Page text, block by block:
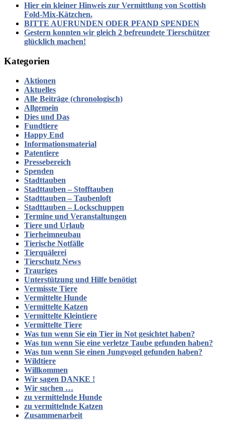
Hier ein kleiner Hinweis zur Vermittlung von Scottish
Fold-Mix-Kätzchen.
BITTE AUFRUNDEN ODER PFAND SPENDEN
Gestern konnten wir gleich 2 befreundete Tierschützer
glücklich machen!
Kategorien
Aktionen
Aktuelles
Alle Beiträge (chronologisch)
Allgemein
Dies und Das
Fundtiere
Happy End
Informationsmaterial
Patentiere
Pressebereich
Spenden
Stadttauben
Stadttauben – Stofftauben
Stadttauben – Taubenloft
Stadttauben – Lockschuppen
Termine und Veranstaltungen
Tiere und Urlaub
Tierheimneubau
Tierische Notfälle
Tierquälerei
Tierschutz News
Trauriges
Unterstützung und Hilfe benötigt
Vermisste Tiere
Vermittelte Hunde
Vermittelte Katzen
Vermittelte Kleintiere
Vermittelte Tiere
Was tun wenn Sie ein Tier in Not gesichtet haben?
Was tun wenn Sie eine verletze Taube gefunden haben?
Was tun wenn Sie einen Jungvogel gefunden haben?
Wildtiere
Willkommen
Wir sagen DANKE !
Wir suchen …
zu vermittelnde Hunde
zu vermittelnde Katzen
Zusammenarbeit